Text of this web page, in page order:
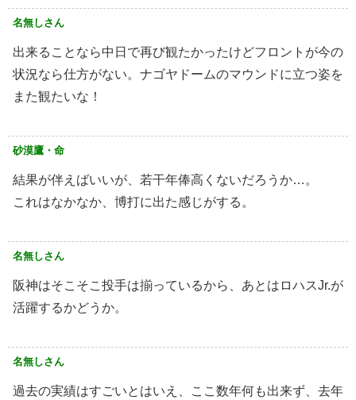
名無しさん
出来ることなら中日で再び観たかったけどフロントが今の
状況なら仕方がない。ナゴヤドームのマウンドに立つ姿を
また観たいな！
砂漠鷹・命
結果が伴えばいいが、若干年俸高くないだろうか…。
これはなかなか、博打に出た感じがする。
名無しさん
阪神はそこそこ投手は揃っているから、あとはロハスJr.が
活躍するかどうか。
名無しさん
過去の実績はすごいとはいえ、ここ数年何も出来ず、去年